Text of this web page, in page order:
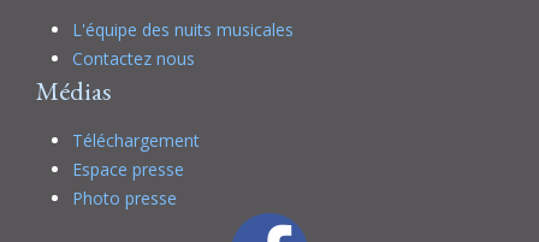
L'équipe des nuits musicales
Contactez nous
Médias
Téléchargement
Espace presse
Photo presse